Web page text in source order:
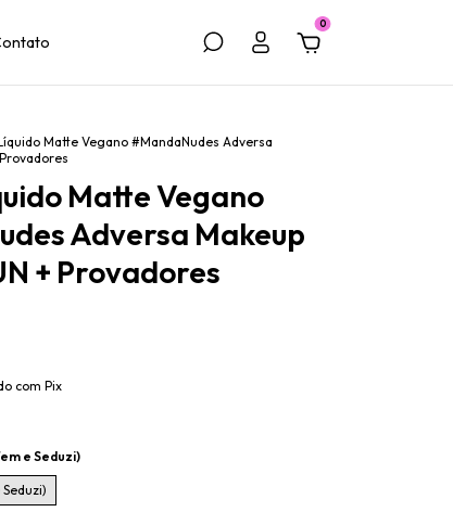
0
Matte Vegano #MandaNudes Adversa
Matte Vegano
Adversa Makeup
+ Provadores
com Pix
e Seduzi)